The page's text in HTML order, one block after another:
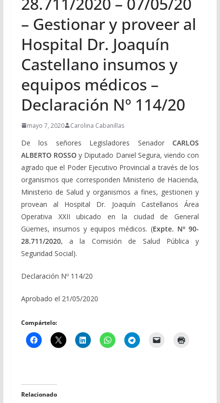
– Gestionar y proveer al
Hospital Dr. Joaquín
Castellano insumos y
equipos médicos –
Declaración Nº 114/20
mayo 7, 2020 Carolina Cabanillas
De los señores Legisladores SenadorCARLOS
ALBERTO ROSSOy Diputado Daniel Segura, viendo con
agrado que el Poder Ejecutivo Provincial a través de los
organismos que corresponden Ministerio de Hacienda,
Ministerio de Salud y organismos a fines, gestionen y
provean al Hospital Dr. Joaquín Castellanos Área
Operativa XXII ubicado en la ciudad de General
Güemes, insumos y equipos médicos. (Expte. Nº 90-
28.711/2020,a la Comisión de Salud Pública y
Seguridad Social).
Declaración Nº 114/20
Aprobado el 21/05/2020
Compártelo:
Relacionado